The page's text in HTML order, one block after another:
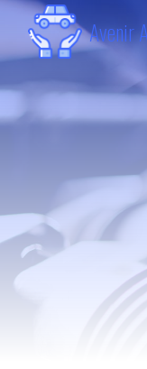
Avenir
Panneau de gestion